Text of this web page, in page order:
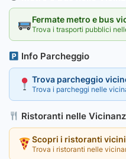
Fermate metro e bus
Trova i trasporti pubblici
Info Parcheggio
Trova parcheggio
Trova i parcheggi nelle
Ristoranti nelle
Scopri i ristoranti vicini
Trova i ristoranti nelle